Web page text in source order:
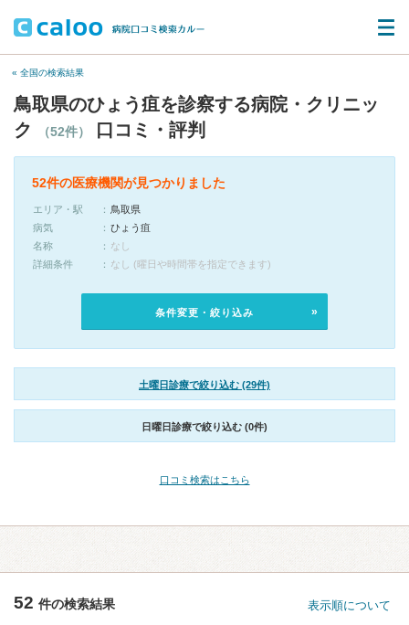
« 全国の検索結果
鳥取県のひょう疽を診察する病院・クリニッ
ク
（52件） 口コミ・評判
52件の医療機関が見つかりました
エリア・駅
鳥取県
病気
ひょう疽
名称
なし
詳細条件
なし (曜日や時間帯を指定できます)
条件変更・絞り込み
土曜日診療で絞り込む (29件)
日曜日診療で絞り込む (0件)
口コミ検索はこちら
52 件の検索結果 表示順について